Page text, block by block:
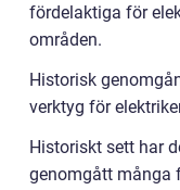
fördelaktiga för
områden.
Historisk
verktyg för
Historiskt sett har
genomgått många